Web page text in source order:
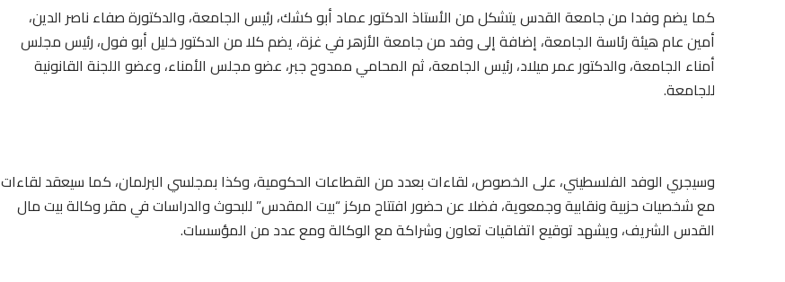
كما يضم وفدا من جامعة القدس يتشكل من الأستاذ الدكتور عماد أبو كشك، رئيس الجامعة، والدكتورة صفاء ناصر الدين،
أمين عام هيئة رئاسة الجامعة، إضافة إلى وفد من جامعة الأزهر في غزة، يضم كلا من الدكتور خليل أبو فول، رئيس مجلس
أمناء الجامعة، والدكتور عمر ميلاد، رئيس الجامعة، ثم المحامي ممدوح جبر، عضو مجلس الأمناء، وعضو اللجنة القانونية
للجامعة.
وسيجري الوفد الفلسطيني، على الخصوص، لقاءات بعدد من القطاعات الحكومية، وكذا بمجلسي البرلمان، كما سيعقد لقاءات
مع شخصيات حزبية ونقابية وجمعوية، فضلا عن حضور افتتاح مركز “بيت المقدس” للبحوث والدراسات في مقر وكالة بيت مال
القدس الشريف، ويشهد توقيع اتفاقيات تعاون وشراكة مع الوكالة ومع عدد من المؤسسات.